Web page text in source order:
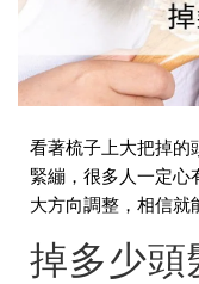
看著梳子上大把掉的
緊繃，很多人一定心
大方向調整，相信就
掉多少頭